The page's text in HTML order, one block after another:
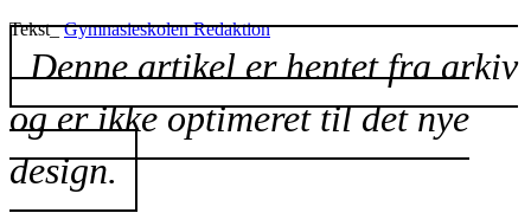
Tekst_Gymnasieskolen Redaktion
Denne artikel er hentet fra arkiv
og er ikke optimeret til det nye
design.